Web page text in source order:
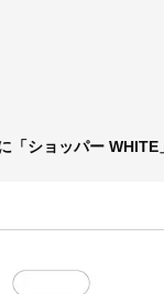
「ショッパー